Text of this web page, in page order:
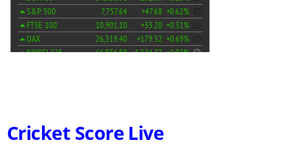
Cricket Score Live